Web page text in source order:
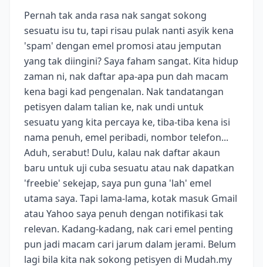
Pernah tak anda rasa nak sangat sokong
sesuatu isu tu, tapi risau pulak nanti asyik kena
'spam' dengan emel promosi atau jemputan
yang tak diingini? Saya faham sangat. Kita hidup
zaman ni, nak daftar apa-apa pun dah macam
kena bagi kad pengenalan. Nak tandatangan
petisyen dalam talian ke, nak undi untuk
sesuatu yang kita percaya ke, tiba-tiba kena isi
nama penuh, emel peribadi, nombor telefon...
Aduh, serabut! Dulu, kalau nak daftar akaun
baru untuk uji cuba sesuatu atau nak dapatkan
'freebie' sekejap, saya pun guna 'lah' emel
utama saya. Tapi lama-lama, kotak masuk Gmail
atau Yahoo saya penuh dengan notifikasi tak
relevan. Kadang-kadang, nak cari emel penting
pun jadi macam cari jarum dalam jerami. Belum
lagi bila kita nak sokong petisyen di Mudah.my